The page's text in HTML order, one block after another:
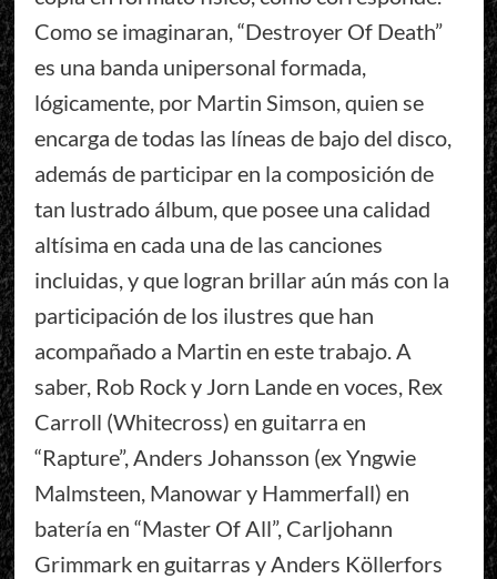
Como se imaginaran, “Destroyer Of Death”
es una banda unipersonal formada,
lógicamente, por Martin Simson, quien se
encarga de todas las líneas de bajo del disco,
además de participar en la composición de
tan lustrado álbum, que posee una calidad
altísima en cada una de las canciones
incluidas, y que logran brillar aún más con la
participación de los ilustres que han
acompañado a Martin en este trabajo. A
saber, Rob Rock y Jorn Lande en voces, Rex
Carroll (Whitecross) en guitarra en
“Rapture”, Anders Johansson (ex Yngwie
Malmsteen, Manowar y Hammerfall) en
batería en “Master Of All”, Carljohann
Grimmark en guitarras y Anders Köllerfors